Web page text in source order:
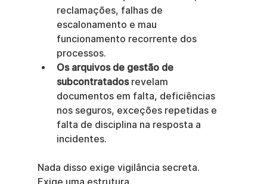
reclamações, falhas de
escalonamento e mau
funcionamento recorrente dos
processos.
Os arquivos de gestão de
subcontratados revelam
documentos em falta, deficiências
nos seguros, exceções repetidas e
falta de disciplina na resposta a
incidentes.
Nada disso exige vigilância secreta.